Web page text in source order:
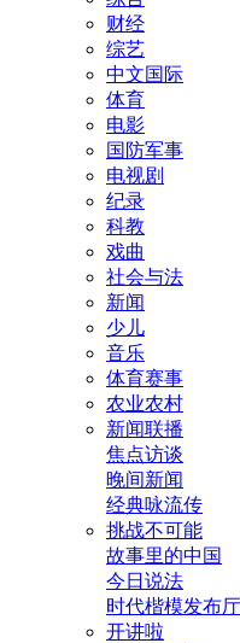
财经
综艺
中文国际
体育
电影
国防军事
电视剧
纪录
科教
戏曲
社会与法
新闻
少儿
音乐
体育赛事
农业农村
新闻联播
焦点访谈
晚间新闻
经典咏流传
挑战不可能
故事里的中国
今日说法
时代楷模发布厅
开讲啦